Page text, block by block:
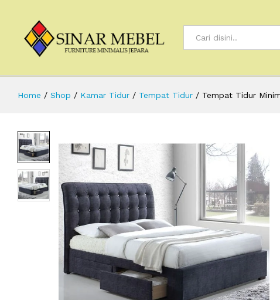
Home / Shop / Kamar Tidur / Tempat Tidur / Tempat Tidur